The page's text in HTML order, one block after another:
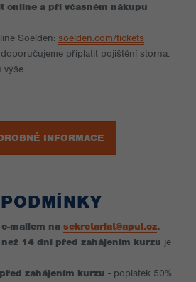
online a při včasném nákupu
Soelden: soelden.com/tickets
připlatit pojištění storna.
výše.
INFORMACE
mailem na sekretariat@apul.cz.
14 dní před zahájením kurzu je
zahájením kurzu - poplatek 50%